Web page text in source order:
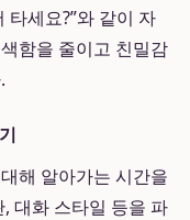
세요?”와 같이 자
함을 줄이고 친밀감
해 알아가는 시간을
대화 스타일 등을 파